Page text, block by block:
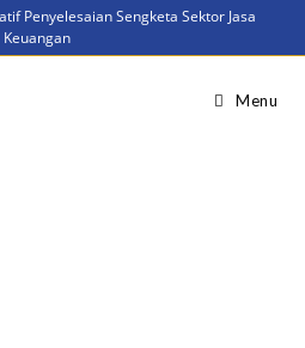
Penyelesaian Sengketa Sektor Jasa
Keuangan
Menu